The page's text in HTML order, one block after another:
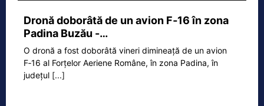
Dronă doborâtă de un avion F‑16 în zona
Padina Buzău -…
O dronă a fost doborâtă vineri dimineață de un avion
F‑16 al Forțelor Aeriene Române, în zona Padina, în
județul [...]